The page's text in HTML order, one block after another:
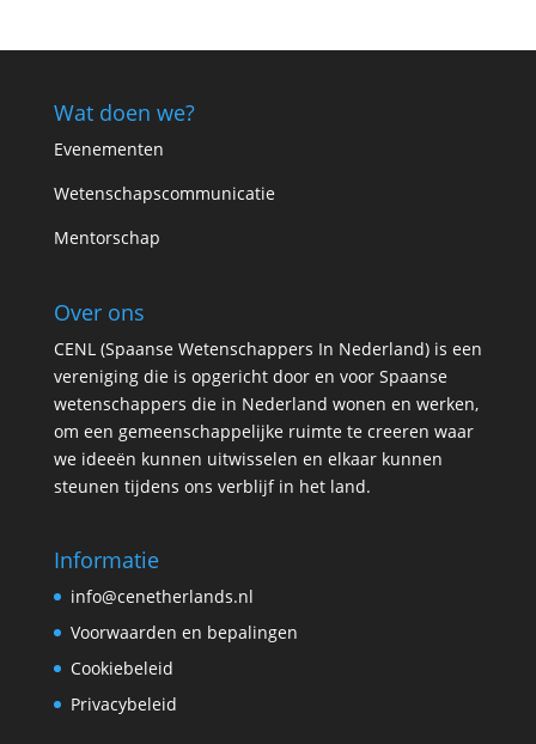
Wat doen we?
Evenementen
Wetenschapscommunicatie
Mentorschap
Over ons
CENL (Spaanse Wetenschappers In Nederland) is een
vereniging die is opgericht door en voor Spaanse
wetenschappers die in Nederland wonen en werken,
om een gemeenschappelijke ruimte te creeren waar
we ideeën kunnen uitwisselen en elkaar kunnen
steunen tijdens ons verblijf in het land.
Informatie
info@cenetherlands.nl
Voorwaarden en bepalingen
Cookiebeleid
Privacybeleid